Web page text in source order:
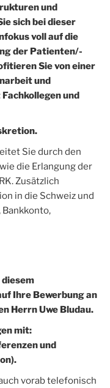
und
sich bei dieser
voll auf die
der Patienten/-
Sie von einer
und
und
Sie durch den
die Erlangung der
Zusätzlich
in die Schweiz und
Bankkonto,
diesem
Ihre Bewerbung an
Herrn Uwe Bludau.
mit:
und
vorab telefonisch